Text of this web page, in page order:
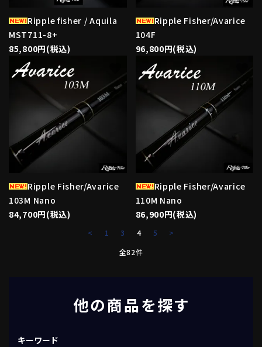
Ripple fisher / Aquila
MST711-8+
85,800円(税込)
Ripple Fisher/Avarice
104F
96,800円(税込)
Ripple Fisher/Avarice
103M Nano
84,700円(税込)
Ripple Fisher/Avarice
110M Nano
86,900円(税込)
< 1 3 4 5
>
全82件
他の商品を探す
キーワード